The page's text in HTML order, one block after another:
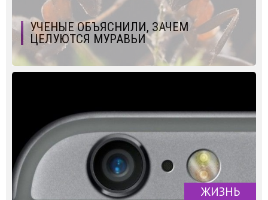
УЧЕНЫЕ ОБЪЯСНИЛИ, ЗАЧЕМ
ЦЕЛУЮТСЯ МУРАВЬИ
ЖИЗНЬ